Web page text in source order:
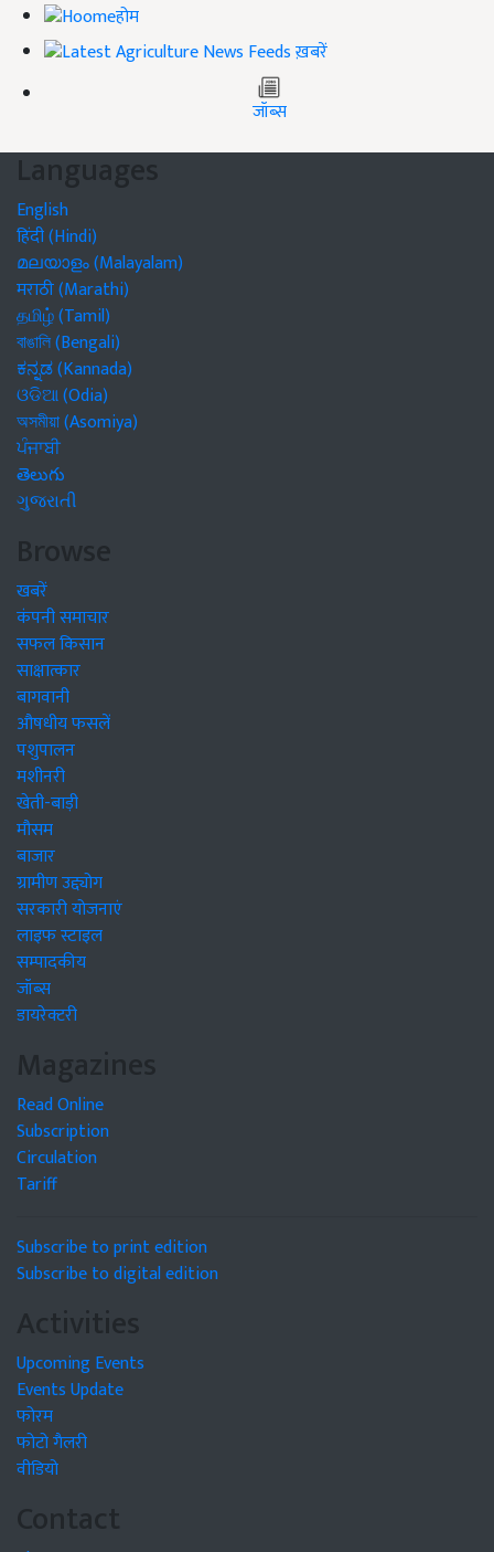
होम
ख़बरें
जॉब्स
Languages
English
हिंदी (Hindi)
മലയാളം (Malayalam)
मराठी (Marathi)
தமிழ் (Tamil)
বাঙালি (Bengali)
ಕನ್ನಡ (Kannada)
ଓଡିଆ (Odia)
অসমীয়া (Asomiya)
ਪੰਜਾਬੀ
తెలుగు
ગુજરાતી
Browse
खबरें
कंपनी समाचार
सफल किसान
साक्षात्कार
बागवानी
औषधीय फसलें
पशुपालन
मशीनरी
खेती-बाड़ी
मौसम
बाजार
ग्रामीण उद्द्योग
सरकारी योजनाएं
लाइफ स्टाइल
सम्पादकीय
जॉब्स
डायरेक्टरी
Magazines
Read Online
Subscription
Circulation
Tariff
Subscribe to print edition
Subscribe to digital edition
Activities
Upcoming Events
Events Update
फोरम
फोटो गैलरी
वीडियो
Contact